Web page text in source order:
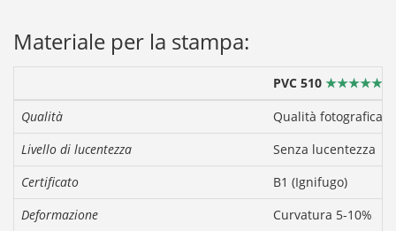
Materiale per la stampa:
PVC 510 ★★★★★
Qualità
Qualità fotografica
Livello di lucentezza
Senza lucentezza
Certificato
B1 (Ignifugo)
Deformazione
Curvatura 5-10%